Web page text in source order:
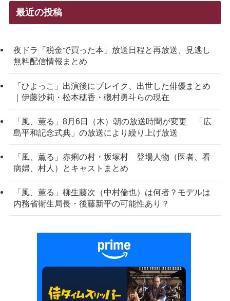
最近の投稿
夜ドラ「税金で買った本」放送日程と再放送、見逃し
無料配信情報まとめ
「ひよっこ」出演後にブレイク、出世した俳優まとめ
｜伊藤沙莉・松本穂香・磯村勇斗らの現在
「風、薫る」8月6日（木）朝の放送時間が変更 「広
島平和記念式典」の放送により繰り上げ放送
「風、薫る」赤痢の村・坂塚村 登場人物（医者、看
病婦、村人）とキャストまとめ
「風、薫る」柳生藤次（中村倫也）は何者？モデルは
内務省衛生局長・後藤新平の可能性あり？